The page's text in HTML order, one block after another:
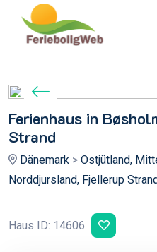
Ferienhaus in
Strand
Dänemark > Ostjütland,
Norddjursland, Fjellerup
Haus ID: 14606